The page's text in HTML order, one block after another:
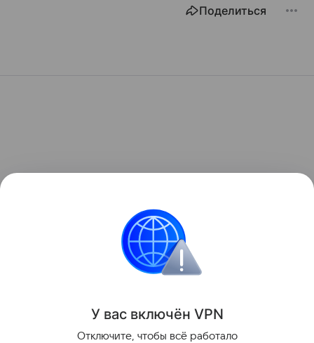
Поделиться
У вас включён VPN
Отключите, чтобы всё работало